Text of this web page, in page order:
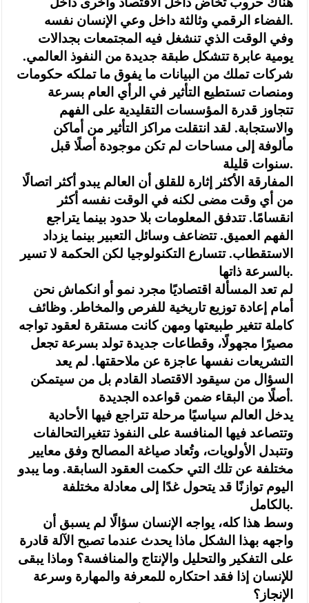
الفضاء الرقمي وثالثة داخل وعي الإنسان نفسه.
‏وفي الوقت الذي تنشغل فيه المجتمعات بجدالات
يومية عابرة تتشكل طبقة جديدة من النفوذ العالمي.
شركات تملك من البيانات ما يفوق ما تملكه حكومات
ومنصات تستطيع التأثير في الرأي العام بسرعة
تتجاوز قدرة المؤسسات التقليدية على الفهم
والاستجابة. لقد انتقلت مراكز التأثير من أماكن
مألوفة إلى مساحات لم تكن موجودة أصلًا قبل
سنوات قليلة.
‏المفارقة الأكثر إثارة للقلق أن العالم يبدو أكثر اتصالًا
من أي وقت مضى لكنه في الوقت نفسه أكثر
انقسامًا. تتدفق المعلومات بلا حدود بينما يتراجع
الفهم العميق. تتضاعف وسائل التعبير بينما يزداد
الاستقطاب. تتسارع التكنولوجيا لكن الحكمة لا تسير
بالسرعة ذاتها.
‏لم تعد المسألة اقتصاديًا مجرد نمو أو انكماش نحن
أمام إعادة توزيع تاريخية للفرص والمخاطر. وظائف
كاملة تتغير طبيعتها ومهن كانت مستقرة لعقود تواجه
مصيرًا مجهولًا، وقطاعات جديدة تولد بسرعة تجعل
التشريعات نفسها عاجزة عن ملاحقتها. لم يعد
السؤال من سيقود الاقتصاد القادم بل من سيتمكن
أصلًا من البقاء ضمن قواعده الجديدة.
‏يدخل العالم سياسيًا مرحلة تتراجع فيها الأحادية
وتتصاعد فيها المنافسة على النفوذ تتغيرالتحالفات
وتتبدل الأولويات، وتُعاد صياغة المصالح وفق معايير
مختلفة عن تلك التي حكمت العقود السابقة. وما يبدو
اليوم توازنًا قد يتحول غدًا إلى معادلة مختلفة
بالكامل.
‏وسط هذا كله، يواجه الإنسان سؤالًا لم يسبق أن
واجهه بهذا الشكل ماذا يحدث عندما تصبح الآلة قادرة
على التفكير والتحليل والإنتاج والمنافسة؟ وماذا يبقى
للإنسان إذا فقد احتكاره للمعرفة والمهارة وسرعة
الإنجاز؟